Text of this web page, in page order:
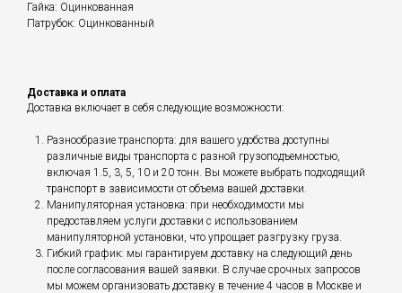
Гайка: Оцинкованная
Патрубок: Оцинкованный
Доставка и оплата
Доставка включает в себя следующие возможности:
Разнообразие транспорта: для вашего удобства доступны
различные виды транспорта с разной грузоподъемностью,
включая 1.5, 3, 5, 10 и 20 тонн. Вы можете выбрать подходящий
транспорт в зависимости от объема вашей доставки.
Манипуляторная установка: при необходимости мы
предоставляем услуги доставки с использованием
манипуляторной установки, что упрощает разгрузку груза.
Гибкий график: мы гарантируем доставку на следующий день
после согласования вашей заявки. В случае срочных запросов
мы можем организовать доставку в течение 4 часов в Москве и